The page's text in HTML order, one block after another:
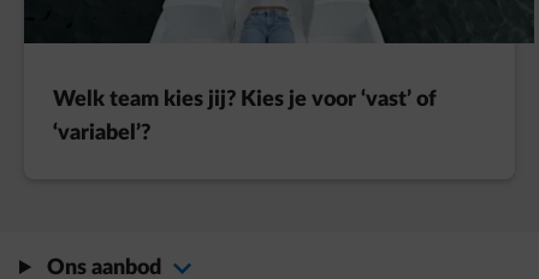
Welk team kies jij? Kies je voor ‘vast’ of
‘variabel’?
Ons aanbod